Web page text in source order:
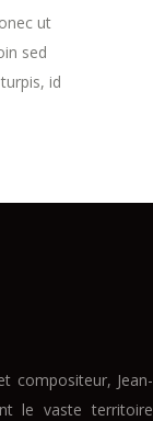
ut
sed
id
compositeur, Jean-
le vaste territoire